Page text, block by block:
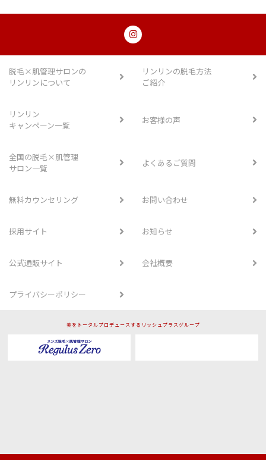
脱毛×肌管理サロンの
リンリンについて
リンリンの脱毛方法
ご紹介
リンリン
キャンペーン一覧
お客様の声
全国の脱毛×肌管理
サロン一覧
よくあるご質問
無料カウンセリング お問い合わせ
採用サイト お知らせ
公式通販サイト 会社概要
プライバシーポリシー
美をトータルプロデュースするリッシュプラスグループ